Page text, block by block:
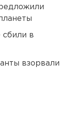
сбили в
взорвали